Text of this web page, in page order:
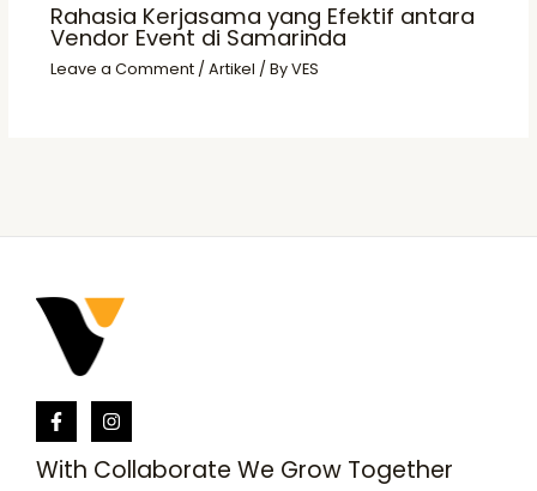
Rahasia Kerjasama yang Efektif antara
Vendor Event di Samarinda
Leave a Comment / Artikel / ByVES
With Collaborate We Grow Together